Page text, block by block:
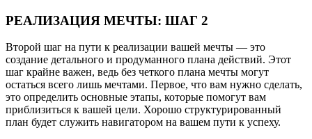
РЕАЛИЗАЦИЯ МЕЧТЫ: ШАГ 2
Второй шаг на пути к реализации вашей мечты — это
создание детального и продуманного плана действий. Этот
шаг крайне важен, ведь без четкого плана мечты могут
остаться всего лишь мечтами. Первое, что вам нужно сделать,
это определить основные этапы, которые помогут вам
приблизиться к вашей цели. Хорошо структурированный
план будет служить навигатором на вашем пути к успеху.